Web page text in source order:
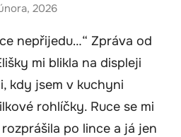
2026
nepřijedu…“ Zpráva od
mi blikla na displeji
kdy jsem v kuchyni
rohlíčky. Ruce se mi
po lince a já jen